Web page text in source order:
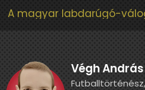
A magyar labdarúgó-
Végh András